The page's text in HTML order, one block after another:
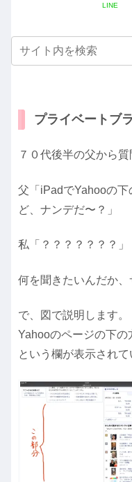
LINE
プライベートブ
７０代後半の父から質
父「iPadでYahooの
ど、ナンデだ〜？」
私「？？？？？？？」
何を聞きたいんだか、
で、図で説明します。
Yahooのページの下の
という欄が表示されて